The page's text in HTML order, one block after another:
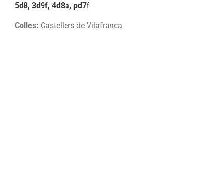
5d8, 3d9f, 4d8a, pd7f
Colles: Castellers de Vilafranca